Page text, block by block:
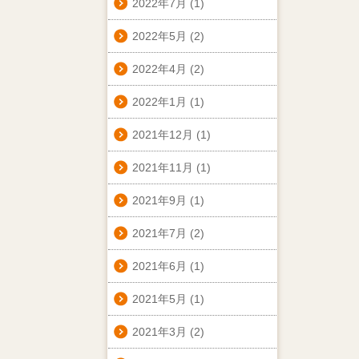
2022年7月 (1)
2022年5月 (2)
2022年4月 (2)
2022年1月 (1)
2021年12月 (1)
2021年11月 (1)
2021年9月 (1)
2021年7月 (2)
2021年6月 (1)
2021年5月 (1)
2021年3月 (2)